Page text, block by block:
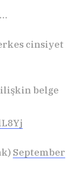
cinsiyet
ilişkin belge
September